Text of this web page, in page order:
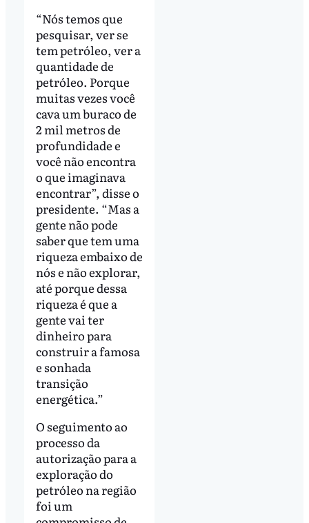
“Nós temos que
pesquisar, ver se
tem petróleo, ver a
quantidade de
petróleo. Porque
muitas vezes você
cava um buraco de
2 mil metros de
profundidade e
você não encontra
o que imaginava
encontrar”, disse o
presidente. “Mas a
gente não pode
saber que tem uma
riqueza embaixo de
nós e não explorar,
até porque dessa
riqueza é que a
gente vai ter
dinheiro para
construir a famosa
e sonhada
transição
energética.”
O seguimento ao
processo da
autorização para a
exploração do
petróleo na região
foi um